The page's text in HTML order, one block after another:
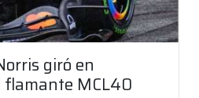
giró en
flamante MCL40